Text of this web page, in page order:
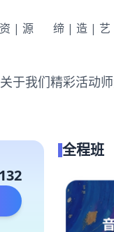
|源 缔|造|
关于我们精彩活动
全程班